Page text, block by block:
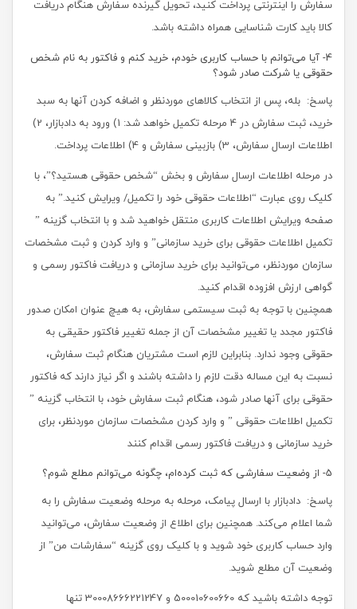
سفارش را اینترنتی پرداخت کنید، تحویل گیرنده سفارش هنگام دریافت
کالا باید کارت شناسایی همراه داشته باشد.
4- آیا می‌توانم با حساب کاربری خودم، خرید کنم و فاکتور به نام شخص
حقوقی یا شرکت صادر شود؟
پاسخ: بله، پس از انتخاب کالاهای موردنظر و اضافه کردن آنها به سبد
خرید، ثبت سفارش در 4 مرحله تکمیل خواهد شد: 1) ورود به دادبازار، 2)
اطلاعات ارسال سفارش، 3) بازبینی سفارش و 4) اطلاعات پرداخت.
در مرحله اطلاعات ارسال سفارش و بخش “شخص حقوقی هستید؟”، با
کلیک روی عبارت “اطلاعات حقوقی خود را تکمیل/ ویرایش کنید.” به
صفحه ویرایش اطلاعات کاربری منتقل خواهید شد و با انتخاب گزینه ”
تکمیل اطلاعات حقوقی برای خرید سازمانی” و وارد کردن و ثبت مشخصات
سازمان موردنظر، می‌توانید برای خرید سازمانی و دریافت فاکتور رسمی و
گواهی ارزش افزوده اقدام کنید.
همچنین با توجه به ثبت سیستمی سفارش، به هیچ عنوان امکان صدور
فاکتور مجدد یا تغییر مشخصات آن از جمله تغییر فاکتور حقیقی به
حقوقی وجود ندارد. بنابراین لازم است مشتریان هنگام ثبت سفارش،
نسبت به این مساله دقت لازم را داشته باشند و اگر نیاز دارند که فاکتور
حقوقی برای آنها صادر شود، هنگام ثبت سفارش خود، با انتخاب گزینه ”
تکمیل اطلاعات حقوقی ” و وارد کردن مشخصات سازمان موردنظر، برای
خرید سازمانی و دریافت فاکتور رسمی اقدام کنند
5- از وضعیت سفارشی که ثبت کرده‏‌ام، چگونه می‌‏توانم مطلع شوم؟
پاسخ: دادبازار با ارسال پیامک‏، مرحله به مرحله وضعیت سفارش را به
شما اعلام می‏‌کند. همچنین برای اطلاع از وضعیت سفارش، می‏‌توانید
وارد حساب کاربری خود شوید و با کلیک روی گزینه “سفارشات من” از
وضعیت آن مطلع شوید.
توجه داشته باشید که 500010600660 و 30008666221247 تنها